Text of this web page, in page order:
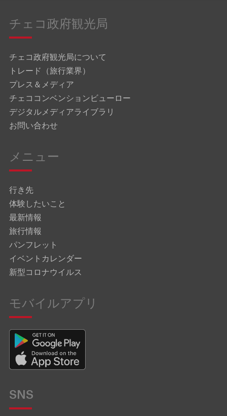
チェコ政府観光局
チェコ政府観光局について
トレード（旅行業界）
プレス＆メディア
チェココンベンションビューロー
デジタルメディアライブラリ
お問い合わせ
メニュー
行き先
体験したいこと
最新情報
旅行情報
パンフレット
イベントカレンダー
新型コロナウイルス
モバイルアプリ
SNS